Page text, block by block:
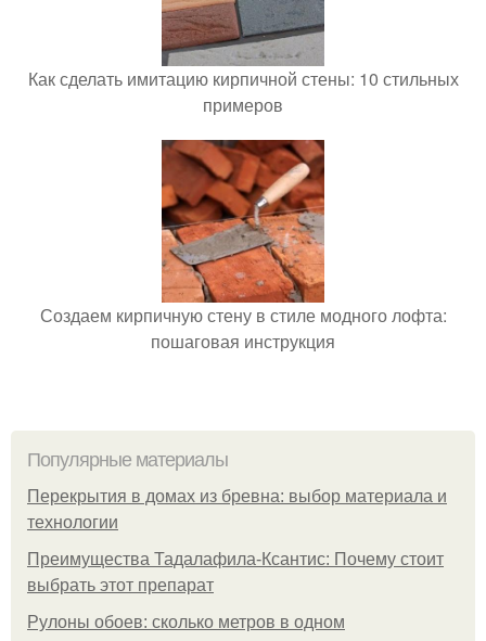
Как сделать имитацию кирпичной стены: 10 стильных
примеров
Создаем кирпичную стену в стиле модного лофта:
пошаговая инструкция
Популярные материалы
Перекрытия в домах из бревна: выбор материала и
технологии
Преимущества Тадалафила-Ксантис: Почему стоит
выбрать этот препарат
Рулоны обоев: сколько метров в одном